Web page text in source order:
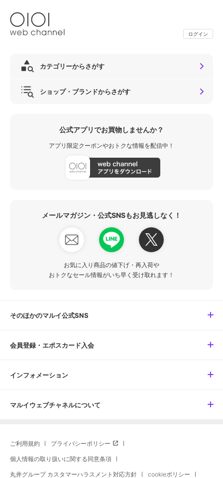
ログイン
カテゴリーからさがす
ショップ・ブランドからさがす
公式アプリでお買物しませんか？
アプリ限定クーポンやおトクな情報を配信中！
メールマガジン・公式SNSもお見逃しなく！
お気に入り商品の値下げ・再入荷や
おトクなセール情報がいち早く受け取れます！
そのほかのマルイ公式SNS
会員登録・エポスカード入会
インフォメーション
マルイウェブチャネルについて
ご利用規約 プライバシーポリシー
個人情報の取り扱いに関する同意条項
丸井グループ カスタマーハラスメント対応方針 cookieポリシー